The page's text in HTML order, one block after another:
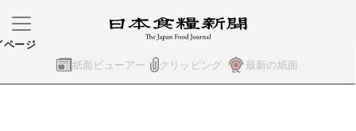
紙面ビューアー クリッピング 最新の紙面
ページ